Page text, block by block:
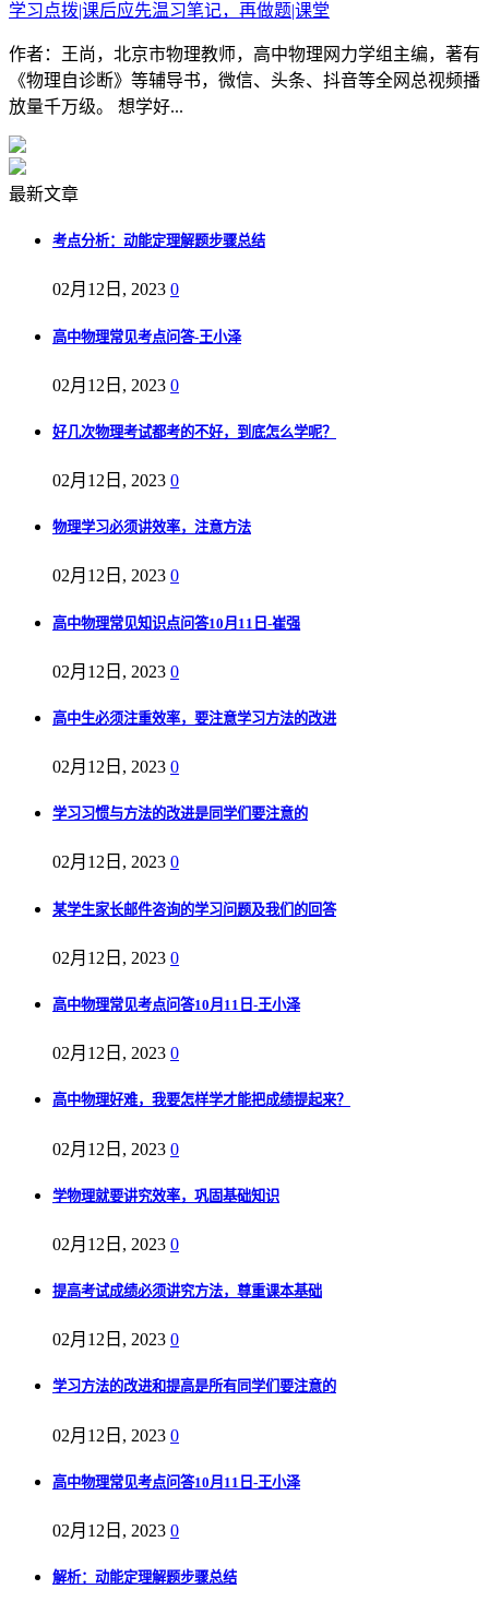
学习点拨|课后应先温习笔记，再做题|课堂
作者：王尚，北京市物理教师，高中物理网力学组主编，著有
《物理自诊断》等辅导书，微信、头条、抖音等全网总视频播
放量千万级。 想学好...
最新文章
考点分析：动能定理解题步骤总结
02月12日, 2023 0
高中物理常见考点问答-王小泽
02月12日, 2023 0
好几次物理考试都考的不好，到底怎么学呢？
02月12日, 2023 0
物理学习必须讲效率，注意方法
02月12日, 2023 0
高中物理常见知识点问答10月11日-崔强
02月12日, 2023 0
高中生必须注重效率，要注意学习方法的改进
02月12日, 2023 0
学习习惯与方法的改进是同学们要注意的
02月12日, 2023 0
某学生家长邮件咨询的学习问题及我们的回答
02月12日, 2023 0
高中物理常见考点问答10月11日-王小泽
02月12日, 2023 0
高中物理好难，我要怎样学才能把成绩提起来？
02月12日, 2023 0
学物理就要讲究效率，巩固基础知识
02月12日, 2023 0
提高考试成绩必须讲究方法，尊重课本基础
02月12日, 2023 0
学习方法的改进和提高是所有同学们要注意的
02月12日, 2023 0
高中物理常见考点问答10月11日-王小泽
02月12日, 2023 0
解析：动能定理解题步骤总结